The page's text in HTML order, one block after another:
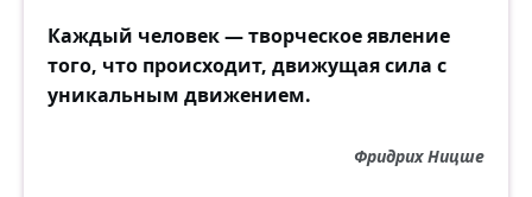
Каждый человек — творческое явление
того, что происходит, движущая сила с
уникальным движением.
Фридрих Ницше